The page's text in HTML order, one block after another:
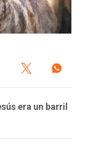
era un barril